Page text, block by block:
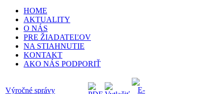
HOME
AKTUALITY
O NÁS
PRE ŽIADATEĽOV
NA STIAHNUTIE
KONTAKT
AKO NÁS PODPORIŤ
Výročné správy